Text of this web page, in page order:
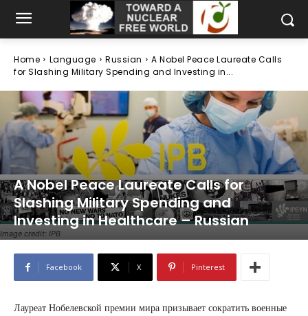
Home Language Russian
A Nobel Peace Laureate Calls
for Slashing Military Spending and Investing in...
Image credit: IPB
A Nobel Peace Laureate Calls for
Slashing Military Spending and
Investing in Healthcare – Russian
Facebook X Pinterest
Лауреат Нобелевской премии мира призывает сократить военные